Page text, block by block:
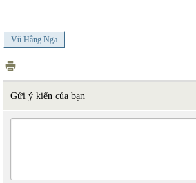
Vũ Hằng Nga
Gửi ý kiến của bạn